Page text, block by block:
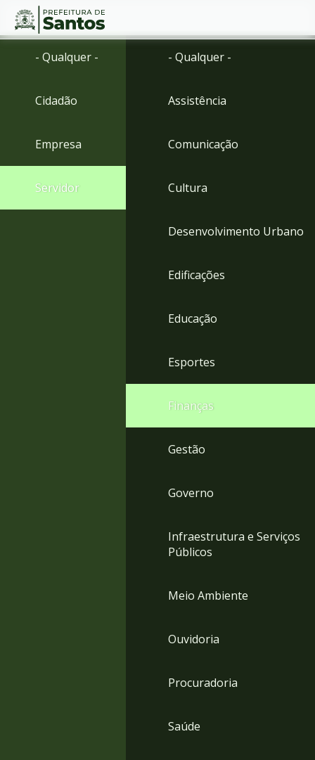
Ir
menu
para
Conteúdo
- Qualquer -
Cidadão
Empresa
Servidor
- Qualquer -
Assistência
Comunicação
Cultura
Desenvolvimento Urbano
Edificações
Educação
Esportes
Finanças
Gestão
Governo
Infraestrutura e Serviços
Públicos
Meio Ambiente
Ouvidoria
Procuradoria
Saúde